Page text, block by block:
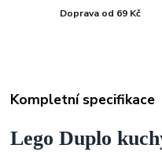
Doprava od 69 Kč
Kompletní specifikace
Lego Duplo